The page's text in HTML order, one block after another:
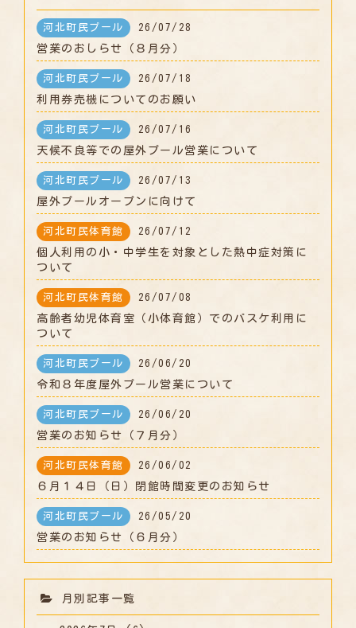
河北町民プール 26/07/28
営業のおしらせ（８月分）
河北町民プール 26/07/18
利用券売機についてのお願い
河北町民プール 26/07/16
天候不良等での屋外プール営業について
河北町民プール 26/07/13
屋外プールオープンに向けて
河北町民体育館 26/07/12
個人利用の小・中学生を対象とした熱中症対策に
ついて
河北町民体育館 26/07/08
高齢者幼児体育室（小体育館）でのバスケ利用に
ついて
河北町民プール 26/06/20
令和８年度屋外プール営業について
河北町民プール 26/06/20
営業のお知らせ（７月分）
河北町民体育館 26/06/02
６月１４日（日）閉館時間変更のお知らせ
河北町民プール 26/05/20
営業のお知らせ（６月分）
月別記事一覧